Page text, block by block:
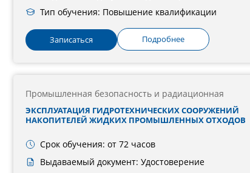
Тип обучения: Повышение квалификации
Записаться Подробнее
Промышленная безопасность и радиационная
ЭКСПЛУАТАЦИЯ ГИДРОТЕХНИЧЕСКИХ СООРУЖЕНИЙ
НАКОПИТЕЛЕЙ ЖИДКИХ ПРОМЫШЛЕННЫХ ОТХОДОВ
Срок обучения: от 72 часов
Выдаваемый документ: Удостоверение